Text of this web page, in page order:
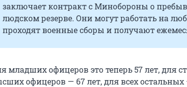
заключает контракт с Минобороны о
людском резерве. Они могут работать на
проходят военные сборы и получают
младших офицеров это теперь 57 лет, для
офицеров — 67 лет, для всех остальных